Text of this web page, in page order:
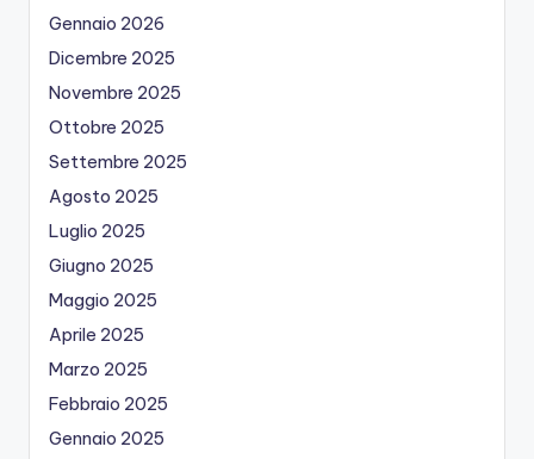
Gennaio 2026
Dicembre 2025
Novembre 2025
Ottobre 2025
Settembre 2025
Agosto 2025
Luglio 2025
Giugno 2025
Maggio 2025
Aprile 2025
Marzo 2025
Febbraio 2025
Gennaio 2025